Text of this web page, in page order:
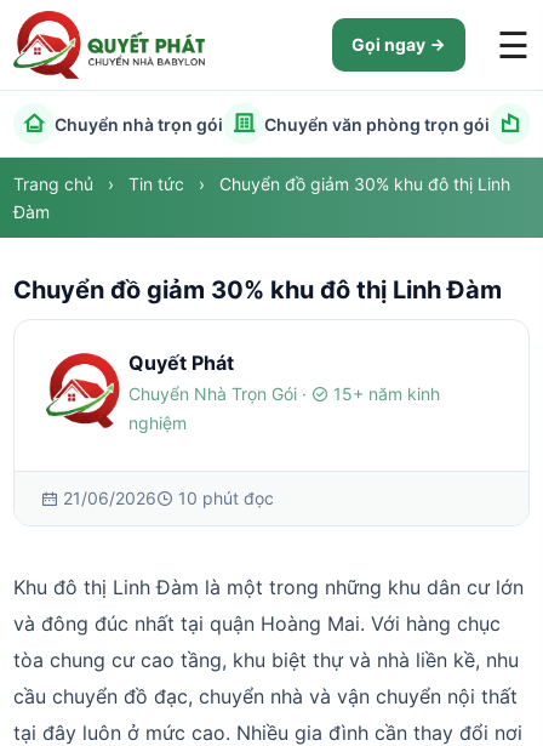
Gọi ngay ☰
Chuyển nhà trọn gói Chuyển văn phòng trọn gói
Trang chủ › Tin tức ›
Chuyển đồ giảm 30% khu đô thị Linh
Đàm
Chuyển đồ giảm 30% khu đô thị Linh Đàm
Quyết Phát
Chuyển Nhà Trọn Gói ·
15+ năm kinh
nghiệm
21/06/2026 10 phút đọc
Khu đô thị Linh Đàm là một trong những khu dân cư lớn
và đông đúc nhất tại quận Hoàng Mai. Với hàng chục
tòa chung cư cao tầng, khu biệt thự và nhà liền kề, nhu
cầu chuyển đồ đạc, chuyển nhà và vận chuyển nội thất
tại đây luôn ở mức cao. Nhiều gia đình cần thay đổi nơi